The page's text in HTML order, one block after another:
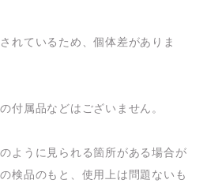
れているため、個体差がありま
付属品などはございません。
ように見られる箇所がある場合が
検品のもと、使用上は問題ないも